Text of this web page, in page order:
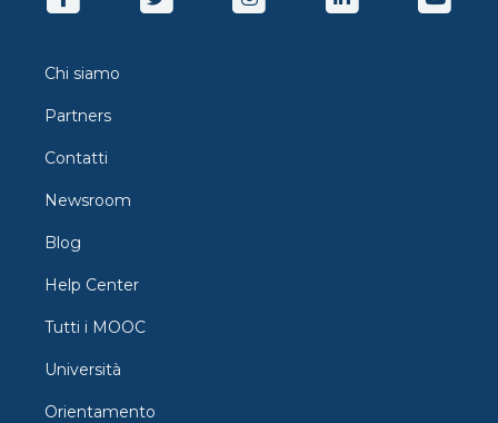
Chi siamo
Partners
Contatti
Newsroom
Blog
Help Center
Tutti i MOOC
Università
Orientamento